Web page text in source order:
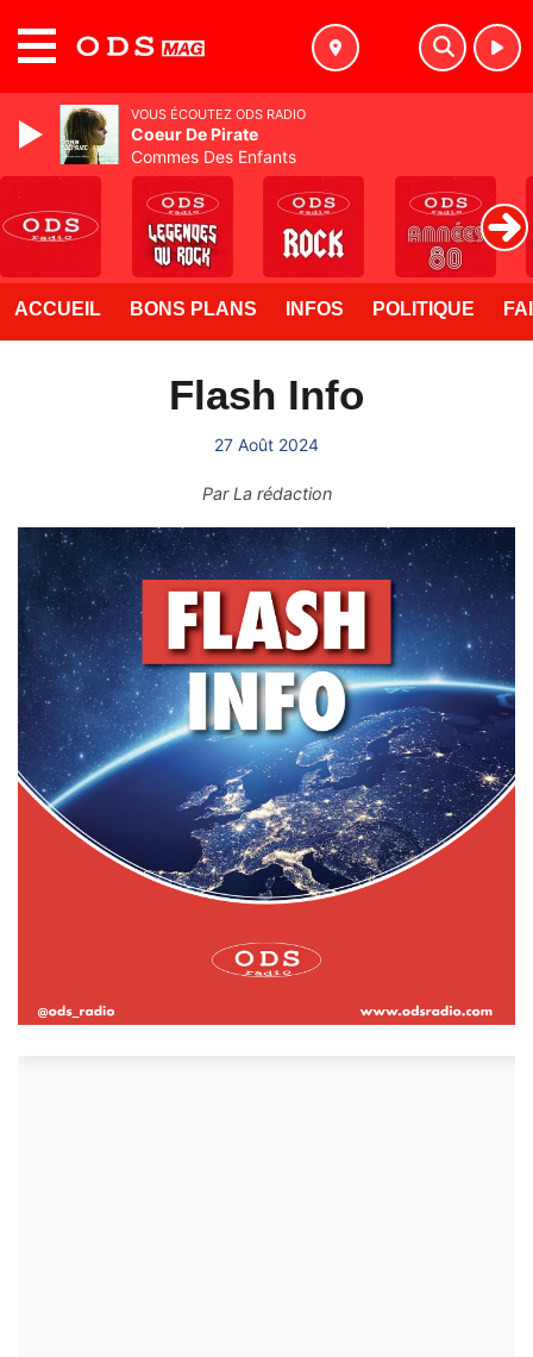
ACCUEIL BONS PLANS INFOS POLITIQUE
Flash Info
27 Août 2024
ParLa rédaction
VOUS ÉCOUTEZ ODS RADIO
Coeur De Pirate
Commes Des Enfants